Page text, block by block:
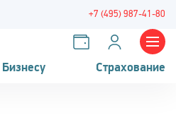
+7 (495) 987-41-80
Бизнесу Страхование